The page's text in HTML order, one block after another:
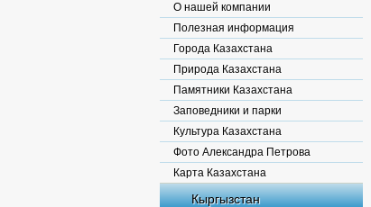
О нашей компании
Полезная информация
Города Казахстана
Природа Казахстана
Памятники Казахстана
Заповедники и парки
Культура Казахстана
Фото Александра Петрова
Карта Казахстана
Кыргызстан